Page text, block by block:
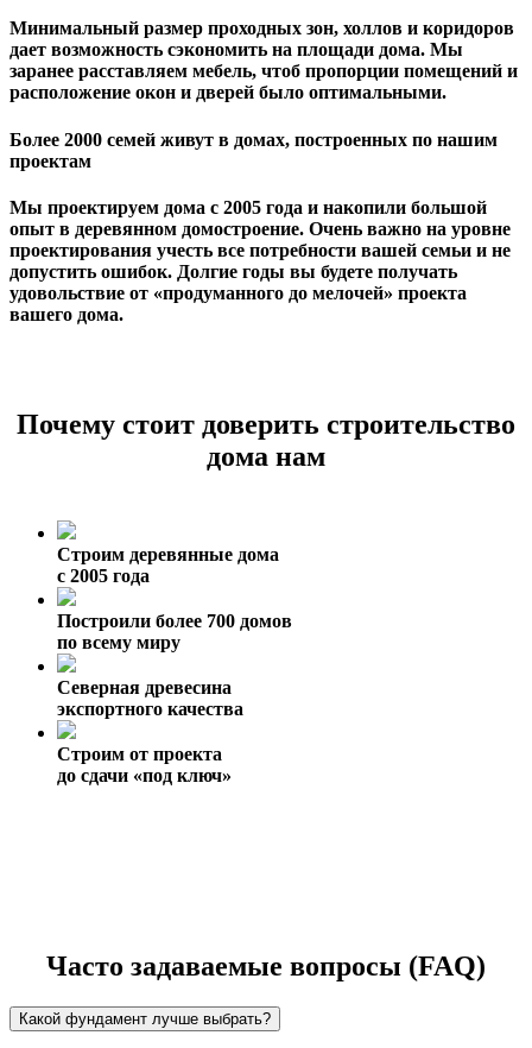
Минимальный размер проходных зон, холлов и коридоров
дает возможность сэкономить на площади дома. Мы
заранее расставляем мебель, чтоб пропорции помещений и
расположение окон и дверей было оптимальными.
Более 2000 семей живут в домах, построенных по нашим
проектам
Мы проектируем дома с 2005 года и накопили большой
опыт в деревянном домостроение. Очень важно на уровне
проектирования учесть все потребности вашей семьи и не
допустить ошибок. Долгие годы вы будете получать
удовольствие от «продуманного до мелочей» проекта
вашего дома.
Почему стоит доверить строительство
дома нам
Строим деревянные дома
с 2005 года
Построили более 700 домов
по всему миру
Северная древесина
экспортного качества
Строим от проекта
до сдачи «под ключ»
Часто задаваемые вопросы (FAQ)
Какой фундамент лучше выбрать?